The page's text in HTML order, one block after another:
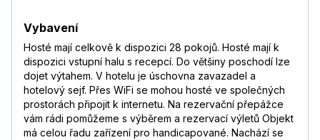
Vybavení
Hosté mají celkově k dispozici 28 pokojů. Hosté mají k
dispozici vstupní halu s recepcí. Do většiny poschodí lze
dojet výtahem. V hotelu je úschovna zavazadel a
hotelový sejf. Přes WiFi se mohou hosté ve společných
prostorách připojit k internetu. Na rezervační přepážce
vám rádi pomůžeme s výběrem a rezervací výletů Objekt
má celou řadu zařízení pro handicapované. Nachází se